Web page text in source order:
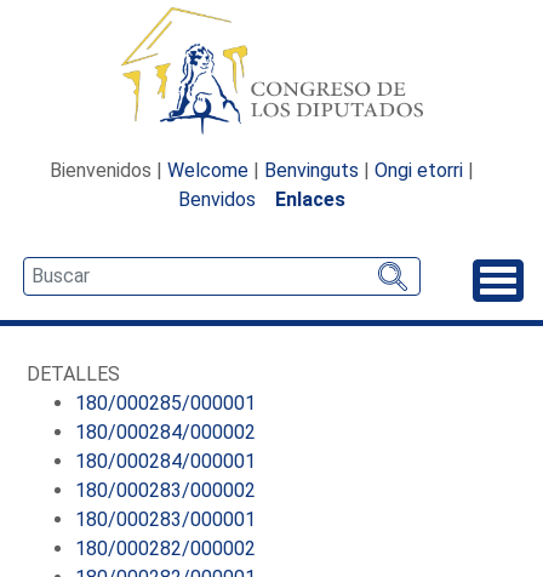
Bienvenidos | Welcome | Benvinguts | Ongi etorri |
Benvidos
Enlaces
DETALLES
180/000285/000001
180/000284/000002
180/000284/000001
180/000283/000002
180/000283/000001
180/000282/000002